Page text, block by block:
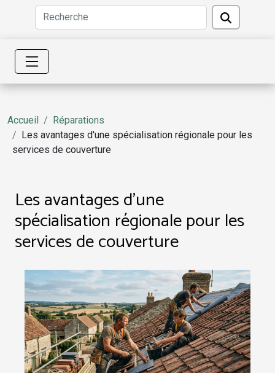
Accueil
Réparations
Les avantages d'une spécialisation régionale pour les
services de couverture
Les avantages d'une
spécialisation régionale pour les
services de couverture